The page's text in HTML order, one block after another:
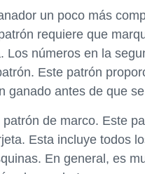
un poco más
requiere que
Los números en la
Este patrón
ganado antes de que
de marco. Este
Esta incluye todos
En general, es